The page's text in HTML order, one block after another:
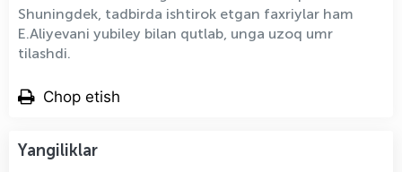
Shuningdek, tadbirda ishtirok etgan faxriylar ham
E.Aliyevani yubiley bilan qutlab, unga uzoq umr
tilashdi.
Chop etish
Yangiliklar